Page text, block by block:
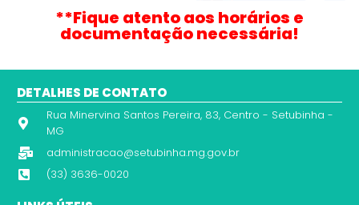
**Fique atento aos horários e
documentação necessária!
DETALHES DE CONTATO
Rua Minervina Santos Pereira, 83, Centro - Setubinha -
MG
administracao@setubinha.mg.gov.br
(33) 3636-0020